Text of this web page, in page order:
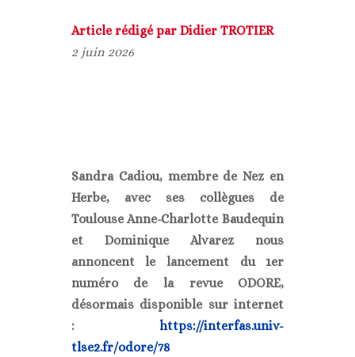
Article rédigé par Didier TROTIER
2 juin 2026
Sandra Cadiou, membre de Nez en
Herbe, avec ses collègues de
Toulouse Anne-Charlotte Baudequin
et Dominique Alvarez nous
annoncent le lancement du 1er
numéro de la revue ODORE,
désormais disponible sur internet
:https://interfas.univ-
tlse2.fr/odore/78